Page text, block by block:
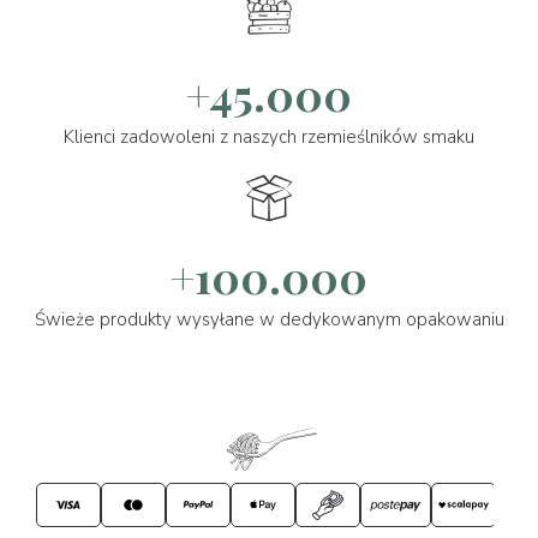
+45.000
Klienci zadowoleni z naszych rzemieślników smaku
+100.000
Świeże produkty wysyłane w dedykowanym opakowaniu